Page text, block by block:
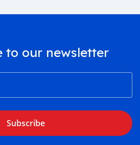
to our newsletter
Subscribe